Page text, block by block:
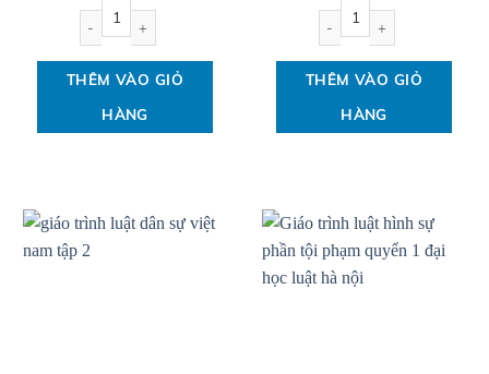
THÊM VÀO GIỎ
HÀNG
THÊM VÀO GIỎ
HÀNG